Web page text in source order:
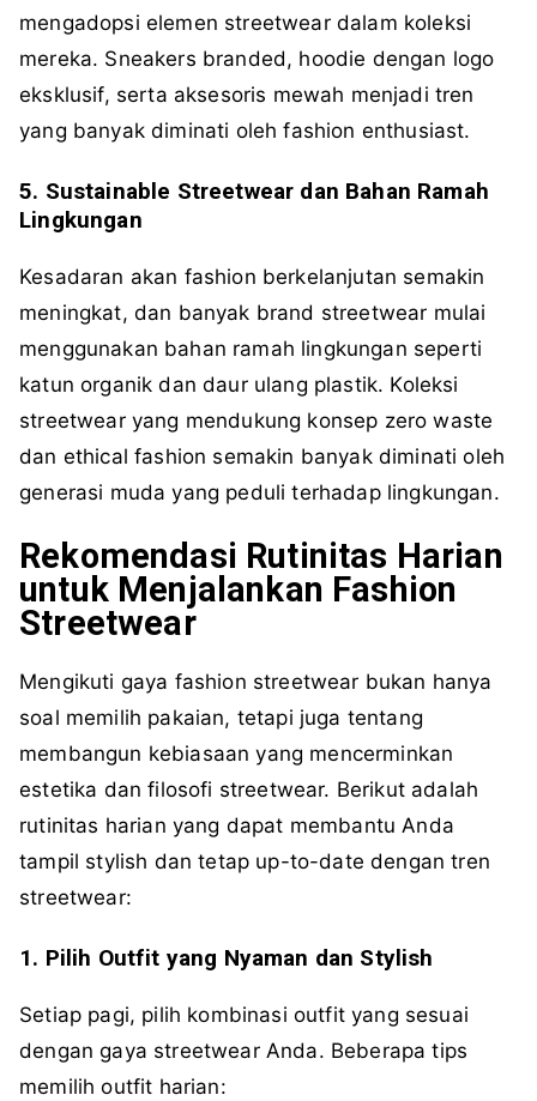
mengadopsi elemen streetwear dalam koleksi
mereka. Sneakers branded, hoodie dengan logo
eksklusif, serta aksesoris mewah menjadi tren
yang banyak diminati oleh fashion enthusiast.
5. Sustainable Streetwear dan Bahan Ramah
Lingkungan
Kesadaran akan fashion berkelanjutan semakin
meningkat, dan banyak brand streetwear mulai
menggunakan bahan ramah lingkungan seperti
katun organik dan daur ulang plastik. Koleksi
streetwear yang mendukung konsep zero waste
dan ethical fashion semakin banyak diminati oleh
generasi muda yang peduli terhadap lingkungan.
Rekomendasi Rutinitas Harian
untuk Menjalankan Fashion
Streetwear
Mengikuti gaya fashion streetwear bukan hanya
soal memilih pakaian, tetapi juga tentang
membangun kebiasaan yang mencerminkan
estetika dan filosofi streetwear. Berikut adalah
rutinitas harian yang dapat membantu Anda
tampil stylish dan tetap up-to-date dengan tren
streetwear:
1. Pilih Outfit yang Nyaman dan Stylish
Setiap pagi, pilih kombinasi outfit yang sesuai
dengan gaya streetwear Anda. Beberapa tips
memilih outfit harian: